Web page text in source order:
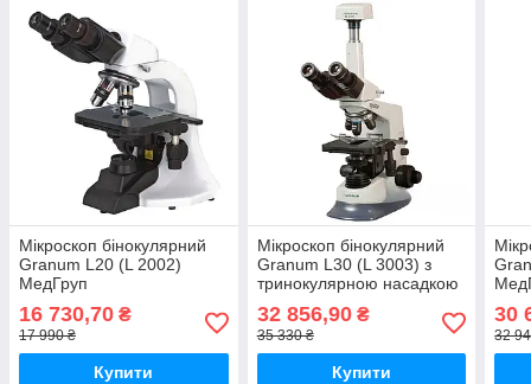
Мікроскоп бінокулярний
Granum L20 (L 2002)
МедГруп
16 730,70 ₴
17 990 ₴
Купити
Мікроскоп бінокулярний
Granum L30 (L 3003) з
тринокулярною насадкою
МедГруп
32 856,90₴
35 330 ₴
Купити
30
32